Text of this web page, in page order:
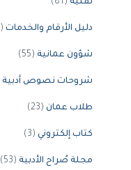
تقنية (81)
دليل الأرقام والخدمات (3)
شؤون عمانية (55)
شروحات نصوص أدبية
طلاب عمان (23)
كتاب إلكتروني (3)
مجلة صُراح الأدبية (53)